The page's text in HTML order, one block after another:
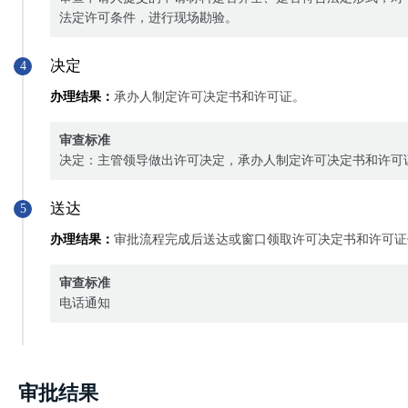
法定许可条件，进行现场勘验。
4 决定
办理结果： 承办人制定许可决定书和许可证。
审查标准
决定：主管领导做出许可决定，承办人制定许可决定书和许可
5 送达
办理结果： 审批流程完成后送达或窗口领取许可决定书和许可
审查标准
电话通知
审批结果